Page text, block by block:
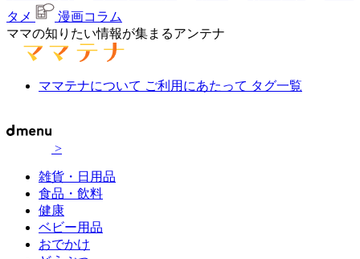
タメ
漫画コラム
ママの知りたい情報が集まるアンテナ
ママテナについて ご利用にあたって タグ一覧
>
雑貨・日用品
食品・飲料
健康
ベビー用品
おでかけ